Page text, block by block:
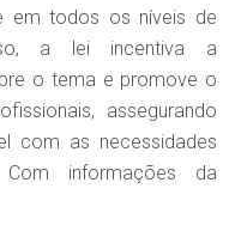
em todos os níveis de
a lei incentiva a
o tema e promove o
assegurando
com as necessidades
informações da